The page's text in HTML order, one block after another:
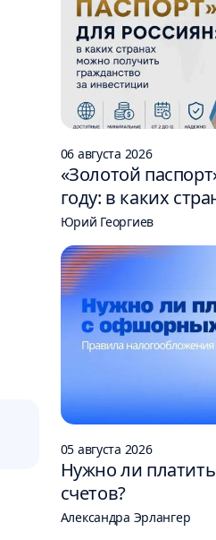
06 августа 2026
«Золотой
году: в каких
гражданство за
Юрий Георгиев
05 августа 2026
Нужно ли
счетов?
Александра Эрлангер